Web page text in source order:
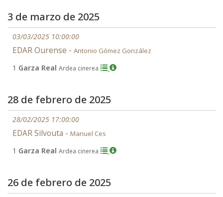
3 de marzo de 2025
03/03/2025 10:00:00
EDAR Ourense - Antonio Gómez González
1 Garza Real Ardea cinerea
28 de febrero de 2025
28/02/2025 17:00:00
EDAR Silvouta - Manuel Ces
1 Garza Real Ardea cinerea
26 de febrero de 2025